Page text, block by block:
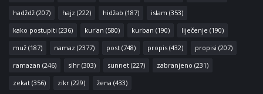
hadždž (207) hajz (222) hidžab (187) islam (353)
kako postupiti (236) kur'an (580) kurban (190) liječenje (190)
muž (187) namaz (2377) post (748) propis (432) propisi (207)
ramazan (246) sihr (303) sunnet (227) zabranjeno (231)
zekat (356) zikr (229) žena (433)